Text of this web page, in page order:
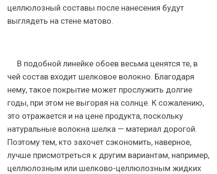
целлюлозный составы после нанесения будут
выглядеть на стене матово.
В подобной линейке обоев весьма ценятся те, в
чей состав входит шелковое волокно. Благодаря
нему, такое покрытие может прослужить долгие
годы, при этом не выгорая на солнце. К сожалению,
это отражается и на цене продукта, поскольку
натуральные волокна шелка — материал дорогой.
Поэтому тем, кто захочет сэкономить, наверное,
лучше присмотреться к другим вариантам, например,
целлюлозным или шелково-целлюлозным жидких